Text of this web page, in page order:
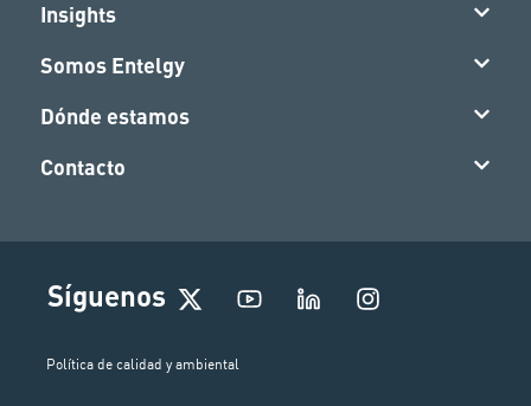
Insights
Somos Entelgy
Dónde estamos
Contacto
Síguenos
I
n
Política de calidad y ambiental